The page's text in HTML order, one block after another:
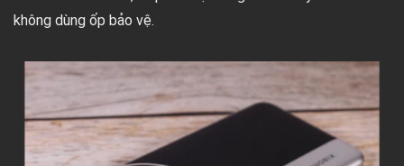
không dùng ốp bảo vệ.